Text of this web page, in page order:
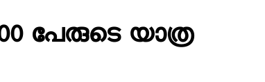
പേരുടെ യാത്ര